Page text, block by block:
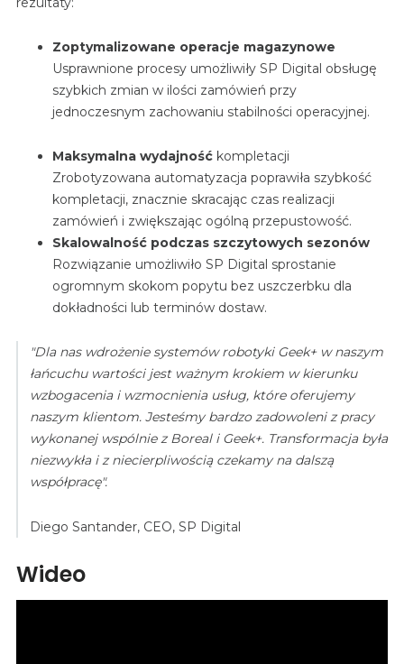
Zoptymalizowane operacje magazynowe
Usprawnione procesy umożliwiły SP Digital obsługę
szybkich zmian w ilości zamówień przy
jednoczesnym zachowaniu stabilności operacyjnej.
Maksymalna wydajność kompletacji
Zrobotyzowana automatyzacja poprawiła szybkość
kompletacji, znacznie skracając czas realizacji
zamówień i zwiększając ogólną przepustowość.
Skalowalność podczas szczytowych sezonów
Rozwiązanie umożliwiło SP Digital sprostanie
ogromnym skokom popytu bez uszczerbku dla
dokładności lub terminów dostaw.
"Dla nas wdrożenie systemów robotyki Geek+ w naszym
łańcuchu wartości jest ważnym krokiem w kierunku
wzbogacenia i wzmocnienia usług, które oferujemy
naszym klientom. Jesteśmy bardzo zadowoleni z pracy
wykonanej wspólnie z Boreal i Geek+. Transformacja była
niezwykła i z niecierpliwością czekamy na dalszą
współpracę".
Diego Santander, CEO, SP Digital
Wideo